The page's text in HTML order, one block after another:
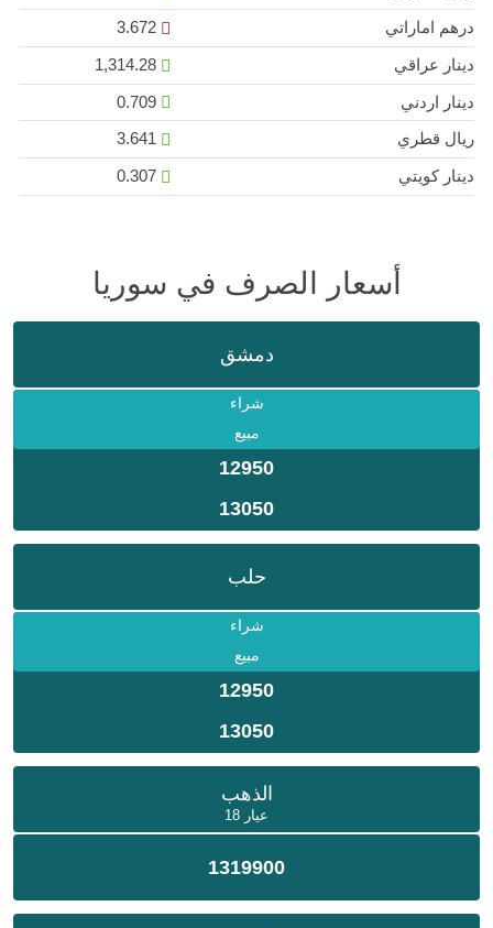
درهم اماراتي
3.672
دينار عراقي
1,314.28
دينار اردني
0.709
ريال قطري
3.641
دينار كويتي
0.307
أسعار الصرف في سوريا
دمشق
شراء
مبيع
12950
13050
حلب
شراء
مبيع
12950
13050
الذهب
عيار 18
1319900